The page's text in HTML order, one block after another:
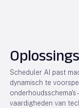
Scheduler AI past
dynamisch te
vaardigheden van